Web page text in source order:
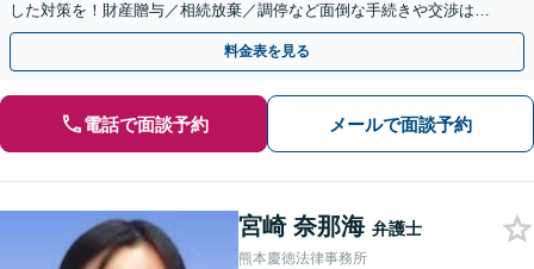
した対策を！財産贈与／相続放棄／調停など面倒な手続きや交渉はす
べて弁護士が代行します。
料金表を見る
電話で面談予約 メールで面談予約
宮崎 奈那海 弁護士
熊本慶徳法律事務所